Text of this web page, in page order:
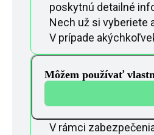
poskytnú detailné
Nech už si vyberiete
V prípade
Môžem používať
V rámci